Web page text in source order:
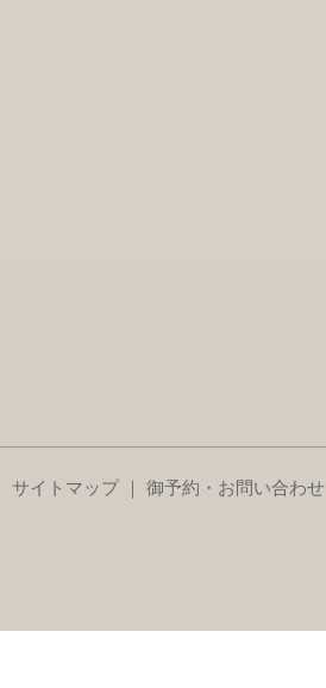
サイトマップ｜ 御予約・お問い合わせ